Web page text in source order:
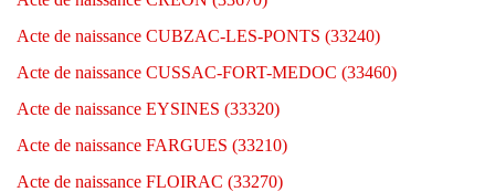
Acte de naissance CUBZAC-LES-PONTS (33240)
Acte de naissance CUSSAC-FORT-MEDOC (33460)
Acte de naissance EYSINES (33320)
Acte de naissance FARGUES (33210)
Acte de naissance FLOIRAC (33270)